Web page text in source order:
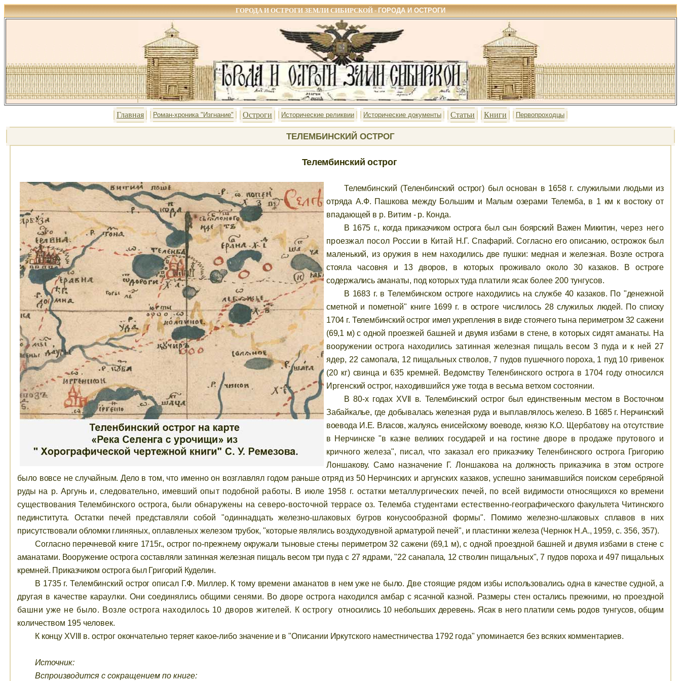
ГОРОДА И ОСТРОГИ ЗЕМЛИ СИБИРСКОЙ -ГОРОДА И ОСТРОГИ
Главная Роман-хроника "Изгнание" Остроги Исторические реликвии Исторические документы Статьи Книги Первопроходцы
ТЕЛЕМБИНСКИЙ ОСТРОГ
Телембинский острог
Телембинский (Теленбинский острог) был основан в 1658 г. служилыми людьми из
отряда А.Ф. Пашкова между Большим и Малым озерами Телемба, в 1 км к востоку от
впадающей в р. Витим - р. Конда.
В 1675 г., когда приказчиком острога был сын боярский Важен Микитин, через него
проезжал посол России в Китай Н.Г. Спафарий. Согласно его описанию, острожок был
маленький, из оружия в нем находились две пушки: медная и железная. Возле острога
стояла часовня и 13 дворов, в которых проживало около 30 казаков. В остроге
содержались аманаты, под которыхтуда платили ясак более 200 тунгусов.
В 1683 г. в Телембинском остроге находились на службе 40 казаков. По "денежной
сметной и пометной" книге 1699 г. в остроге числилось 28 служилых людей. По списку
1704 г. Телембинский острог имел укрепления в виде стоячего тына периметром 32 сажени
(69,1 м) с одной проезжей башней и двумя избами в стене, в которых сидят аманаты. На
вооруженииострога находились затинная железная пищаль весом 3 пуда и к ней 27
ядер, 22 самопала, 12 пищальных стволов, 7 пудов пушечного пороха, 1 пуд 10 гривенок
(20 кг) свинца и 635 кремней. Ведомству Теленбинского острога в 1704 году относился
Иргенский острог, находившийся уже тогда в весьма ветхом состоянии.
В 80-х годах XVII в. Телембинский острог был единственным местом в Восточном
Забайкалье, где добывалась железная руда и выплавлялось железо. В 1685 г. Нерчинский
воевода И.Е. Власов, жалуясь енисейскому воеводе, князю К.О. Щербатову на отсутствие
в Нерчинске "в казне великих государей и на гостине дворе в продаже прутового и
кричного железа", писал, что заказал его приказчику Теленбинского острога Григорию
Лоншакову. Само назначение Г. Лоншакова на должность приказчика в этом остроге
было вовсе не случайным. Дело в том, что именно он возглавлял годом раньше отряд из 50 Нерчинских и аргунских казаков, успешно занимавшийся поиском серебряной
руды на р. Аргунь и, следовательно, имевший опыт подобной работы. В июле 1958 г. остатки металлургических печей, по всей видимости относящихся ко времени
существования Телембинского острога, были обнаружены на северо-восточной террасе оз. Телемба студентами естественно-географического факультета Читинского
пединститута. Остатки печей представляли собой "одиннадцать железно-шлаковых бугров конусообразной формы". Помиможелезно-шлаковых сплавов в них
присутствовали обломки глиняных, оплавленых железом трубок, "которые являлись воздуходувной арматурой печей", и пластинки железа (Чернюк Н.А., 1959, с. 356, 357).
Согласно перечневой книге 1715г., острог по-прежнему окружали тыновые стены периметром 32 сажени (69,1 м), с одной проездной башней и двумя избами в стене с
аманатами. Вооружение острога составляли затинная железная пищаль весом три пудас 27 ядрами, "22 санапала, 12 стволин пищальных", 7 пудов пороха и 497 пищальных
кремней. Приказчиком острога был Григорий Куделин.
В 1735 г. Телембинский острог описал Г.Ф. Миллер. К тому времени аманатов в нем уже не было. Две стоящие рядом избы использовались одна в качестве судной, а
другая в качестве караулки. Они соединялись общими сенями. Во дворе острога находился амбар с ясачной казной. Размеры стен остались прежними, но проездной
башни уже не было. Возле острога находилось 10 дворов жителей. К острогу
относились 10 небольших деревень. Ясак в него платили семь родов тунгусов, общим
количеством 195 человек.
К концу XVIII в. острог окончательно теряет какое-либо значение и в "Описании Иркутского наместничества 1792 года" упоминается без всяких комментариев.
Источник:
Вспроизводится с сокращением по книге: